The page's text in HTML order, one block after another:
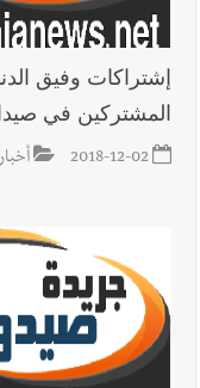
إشتراكات وفيق
المشتركين في صيدا
2018-12-02